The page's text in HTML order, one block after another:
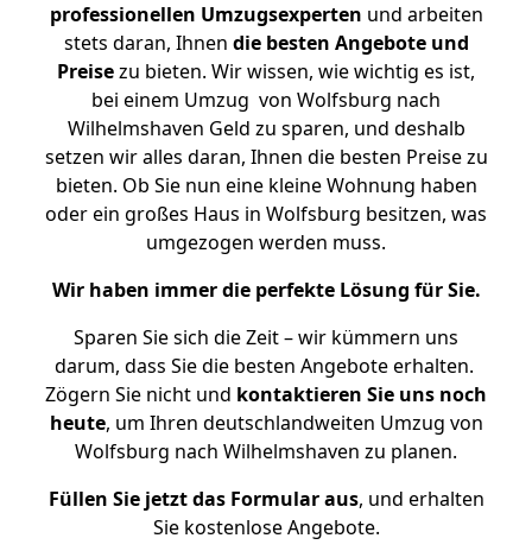
professionellen Umzugsexperten und arbeiten
stets daran, Ihnen die besten Angebote und
Preisezu bieten. Wir wissen, wie wichtig es ist,
bei einem Umzug von Wolfsburg nach
Wilhelmshaven Geld zu sparen, und deshalb
setzen wir alles daran, Ihnen die besten Preise zu
bieten. Ob Sie nun eine kleine Wohnung haben
oder ein großes Haus in Wolfsburg besitzen, was
umgezogen werden muss.
Wir haben immer die perfekte Lösung für Sie.
Sparen Sie sich die Zeit – wir kümmern uns
darum, dass Sie die besten Angebote erhalten.
Zögern Sie nicht und kontaktieren Sie uns noch
heute, um Ihren deutschlandweiten Umzug von
Wolfsburg nach Wilhelmshaven zu planen.
Füllen Sie jetzt das Formular aus, und erhalten
Sie kostenlose Angebote.